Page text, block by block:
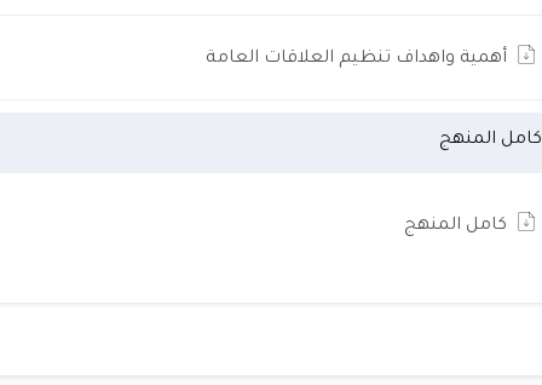
أهمية واهداف تنظيم العلاقات العامة
كامل المنهج
كامل المنهج